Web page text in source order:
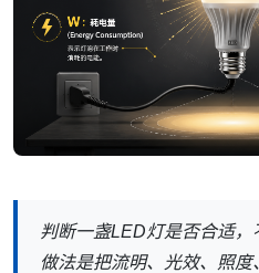
判断一盏LED灯是否合适
做法是把流明、光效、照